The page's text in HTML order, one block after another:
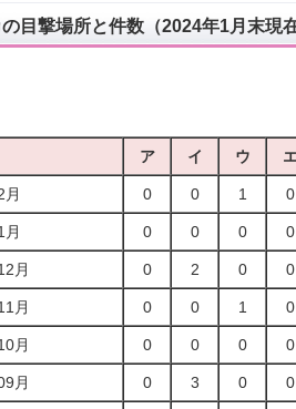
目撃場所と件数（2024年1月末現在
ア イ ウ
月 0 0 1 0
月 0 0 0 0
月 0 2 0 0
月 0 0 1 0
月 0 0 0 0
月 0 3 0 0